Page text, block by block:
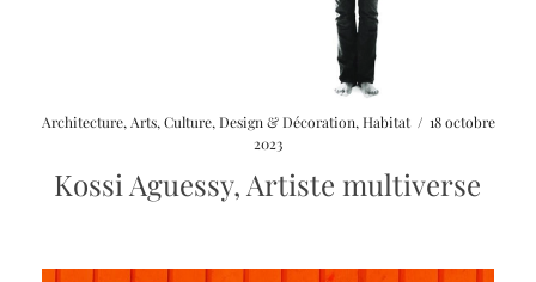
Architecture, Arts, Culture, Design & Décoration, Habitat / 18 octobre
2023
Kossi Aguessy, Artiste multiverse